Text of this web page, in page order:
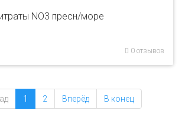
NO3 пресн/море
0 отзывов
1 2 Вперёд В конец